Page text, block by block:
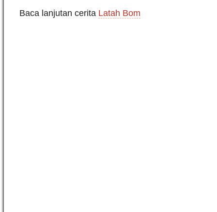
Baca lanjutan cerita Latah Bom